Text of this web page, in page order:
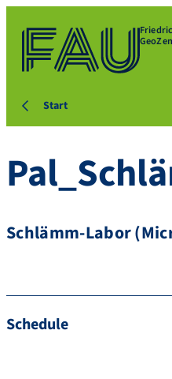
Start
Schlämm-Labor
Schedule